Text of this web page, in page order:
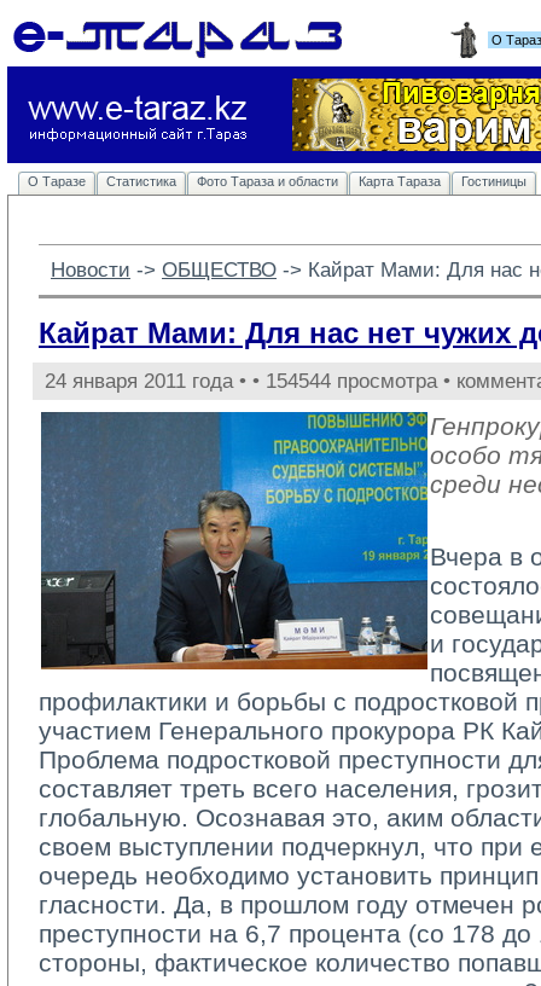
О
О Таразе Статистика Фото Тараза и области Карта Тараза Гостиницы
Новости -> ОБЩЕСТВО -> Кайрат Мами: Для нас
Кайрат Мами: Для нас нет чужих
24 января 2011 года • • 154544 просмотра •
особо
среди
Вчера в
и
профилактики и борьбы с подростковой
участием Генерального прокурора РК
Проблема подростковой преступности
составляет треть всего населения,
глобальную. Осознавая это, аким
своем выступлении подчеркнул, что
очередь необходимо установить
гласности. Да, в прошлом году отмечен
преступности на 6,7 процента (со 178
стороны, фактическое количество